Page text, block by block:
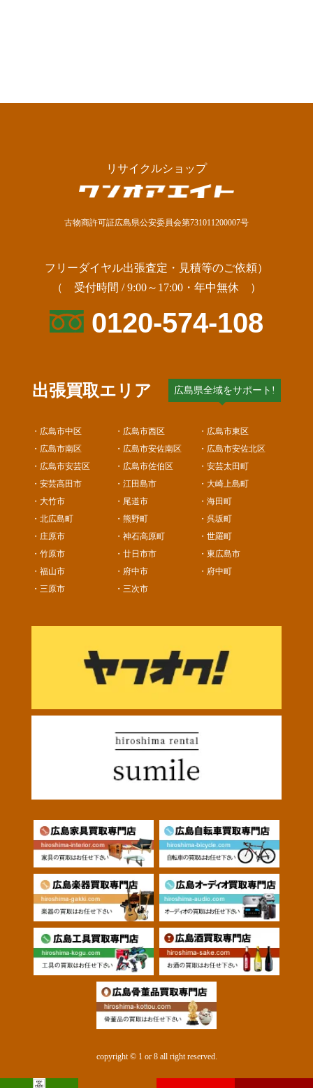
リサイクルショップ
古物商許可証広島県公安委員会第731011200007号
フリーダイヤル出張査定・見積等のご依頼）
（ 受付時間 / 9:00～17:00・年中無休 ）
0120-574-108
出張買取エリア 広島県全域をサポート!
・広島市中区 ・広島市西区
・広島市東区
・広島市南区
・広島市安佐南区
・広島市安佐北区
・広島市安芸区
・広島市佐伯区
・安芸太田町
・安芸高田市
・江田島市
・大崎上島町
・大竹市
・尾道市
・海田町
・北広島町
・熊野町
・呉坂町
・庄原市
・神石高原町
・世羅町
・竹原市
・廿日市市
・東広島市
・福山市
・府中市
・府中町
・三原市
・三次市
copyright © 1 or 8 all right reserved.